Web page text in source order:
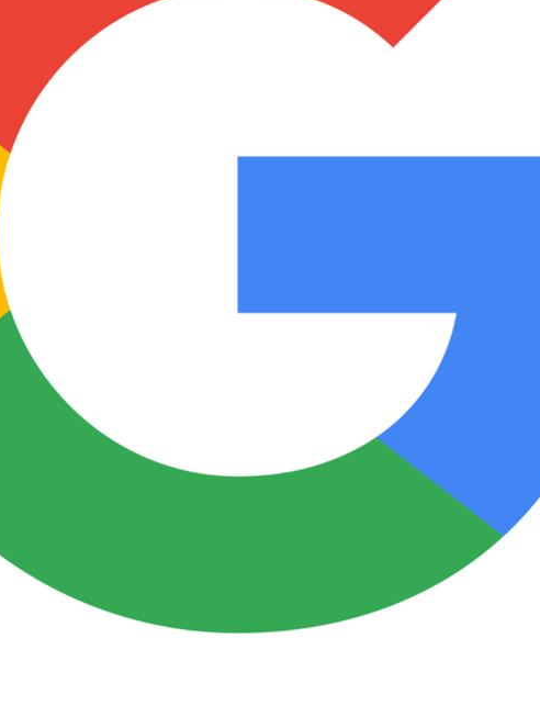
La Sole en Cadena 3 Cadena 3